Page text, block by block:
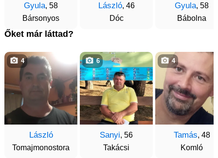
Gyula, 58
Bársonyos
László, 46
Dóc
Gyula, 58
Bábolna
Őket már láttad?
László
Tomajmonostora
4
Sanyi, 56
Takácsi
6
Tamás, 48
Komló
4